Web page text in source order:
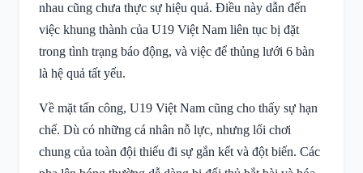
nhau cũng chưa thực sự hiệu quả. Điều này dẫn đến
việc khung thành của U19 Việt Nam liên tục bị đặt
trong tình trạng báo động, và việc để thủng lưới 6 bàn
là hệ quả tất yếu.
Về mặt tấn công, U19 Việt Nam cũng cho thấy sự hạn
chế. Dù có những cá nhân nỗ lực, nhưng lối chơi
chung của toàn đội thiếu đi sự gắn kết và đột biến. Các